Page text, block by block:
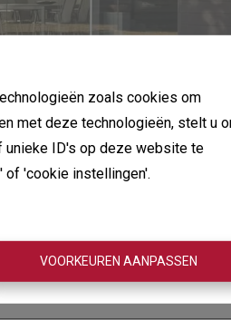
zoals cookies om
met deze technologieën, stelt u
unieke ID's op deze website te
of 'cookie instellingen'.
VOORKEUREN AANPASSEN